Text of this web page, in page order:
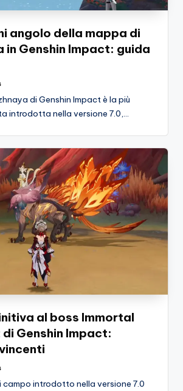
angolo della mappa di
in Genshin Impact: guida
di Genshin Impact è la più
introdotta nella versione 7.0,…
al boss Immortal
Genshin Impact:
campo introdotto nella versione 7.0